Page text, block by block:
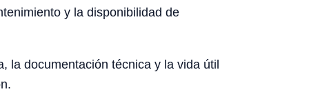
y la disponibilidad de
la documentación técnica y la vida útil